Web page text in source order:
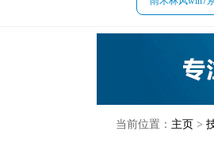
当前位置： 主页 >